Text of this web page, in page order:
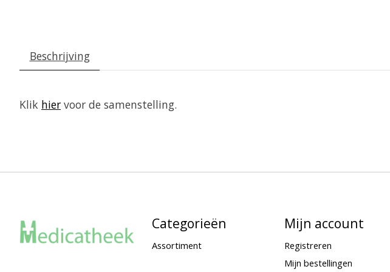
Beschrijving
Klik hier voor de samenstelling.
Categorieën
Assortiment
Mijn account
Registreren
Mijn bestellingen